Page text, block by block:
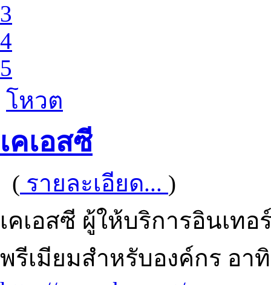
3
4
5
โหวต
เคเอสซี
( รายละเอียด... )
เคเอสซี ผู้ให้บริการอินเท
พรีเมียมสำหรับองค์กร อา